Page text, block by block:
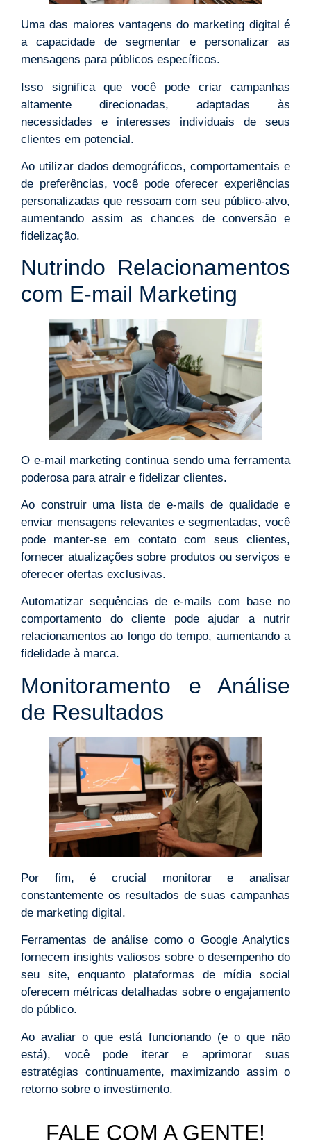
Uma das maiores vantagens do marketing digital é
a capacidade de segmentar e personalizar as
mensagens para públicos específicos.
Isso significa que você pode criar campanhas
altamente direcionadas, adaptadas às
necessidades e interesses individuais de seus
clientes em potencial.
Ao utilizar dados demográficos, comportamentais e
de preferências, você pode oferecer experiências
personalizadas que ressoam com seu público-alvo,
aumentando assim as chances de conversão e
fidelização.
Nutrindo Relacionamentos
com E-mail Marketing
O e-mail marketing continua sendo uma ferramenta
poderosa para atrair e fidelizar clientes.
Ao construir uma lista de e-mails de qualidade e
enviar mensagens relevantes e segmentadas, você
pode manter-se em contato com seus clientes,
fornecer atualizações sobre produtos ou serviços e
oferecer ofertas exclusivas.
Automatizar sequências de e-mails com base no
comportamento do cliente pode ajudar a nutrir
relacionamentos ao longo do tempo, aumentando a
fidelidade à marca.
Monitoramento e Análise
de Resultados
Por fim, é crucial monitorar e analisar
constantemente os resultados de suas campanhas
de marketing digital.
Ferramentas de análise como o Google Analytics
fornecem insights valiosos sobre o desempenho do
seu site, enquanto plataformas de mídia social
oferecem métricas detalhadas sobre o engajamento
do público.
Ao avaliar o que está funcionando (e o que não
está), você pode iterar e aprimorar suas
estratégias continuamente, maximizando assim o
retorno sobre o investimento.
FALE COM A GENTE!